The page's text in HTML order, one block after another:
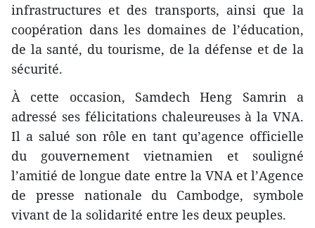
infrastructures et des transports, ainsi que la
coopération dans les domaines de l’éducation,
de la santé, du tourisme, de la défense et de la
sécurité.
À cette occasion, Samdech Heng Samrin a
adressé ses félicitations chaleureuses à la VNA.
Il a salué son rôle en tant qu’agence officielle
du gouvernement vietnamien et souligné
l’amitié de longue date entre la VNA et l’Agence
de presse nationale du Cambodge, symbole
vivant de la solidarité entre les deux peuples.